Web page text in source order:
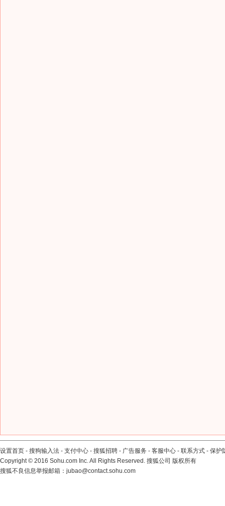
设置首页 - 搜狗输入法 - 支付中心 - 搜狐招聘 - 广告服务 - 客服中心 - 联系方式 - 保护
Copyright© 2016 Sohu.com Inc. All Rights Reserved. 搜狐公司 版权所有
搜狐不良信息举报邮箱： jubao@contact.sohu.com